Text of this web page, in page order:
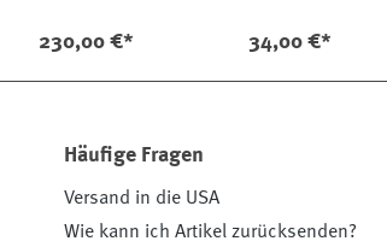
230,00 €* 34,00 €*
Häufige Fragen
Versand in die USA
Wie kann ich Artikel zurücksenden?